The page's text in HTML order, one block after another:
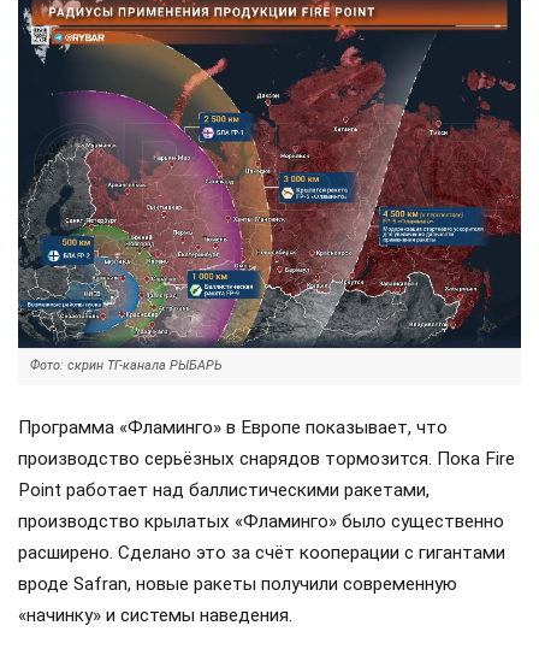
Фото: скрин ТГ-канала РЫБАРЬ
Программа «Фламинго» в Европе показывает, что
производство серьёзных снарядов тормозится. Пока Fire
Point работает над баллистическими ракетами,
производство крылатых «Фламинго» было существенно
расширено. Сделано это за счёт кооперации с гигантами
вроде Safran, новые ракеты получили современную
«начинку» и системы наведения.